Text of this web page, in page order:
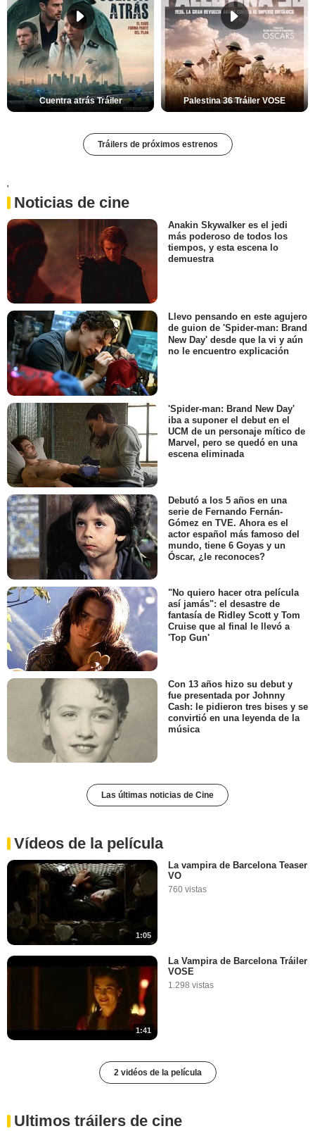
Cuentra atrás Tráiler Palestina 36 Tráiler VOSE
Tráilers de próximos estrenos
'
Noticias de cine
Anakin Skywalker es el jedi
más poderoso de todos los
tiempos, y esta escena lo
demuestra
Llevo pensando en este agujero
de guion de 'Spider-man: Brand
New Day' desde que la vi y aún
no le encuentro explicación
'Spider-man: Brand New Day'
iba a suponer el debut en el
UCM de un personaje mítico de
Marvel, pero se quedó en una
escena eliminada
Debutó a los 5 años en una
serie de Fernando Fernán-
Gómez en TVE. Ahora es el
actor español más famoso del
mundo, tiene 6 Goyas y un
Óscar, ¿le reconoces?
"No quiero hacer otra película
así jamás": el desastre de
fantasía de Ridley Scott y Tom
Cruise que al final le llevó a
'Top Gun'
Con 13 años hizo su debut y
fue presentada por Johnny
Cash: le pidieron tres bises y se
convirtió en una leyenda de la
música
Las últimas noticias de Cine
Vídeos de la película
1:05
La vampira de Barcelona Teaser
VO
760 vistas
1:41
La Vampira de Barcelona Tráiler
VOSE
1.298 vistas
2 vidéos de la película
Ultimos tráilers de cine